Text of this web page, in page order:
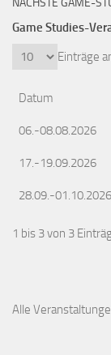
NÄCHSTE GAME-
Game Studies-
Einträge
Datum
06.-08.08.2026
17.-19.09.2026
28.09.-01.10.2026
1 bis 3 von 3
Alle